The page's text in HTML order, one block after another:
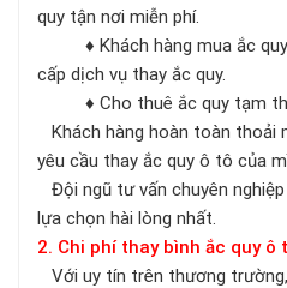
quy tận nơi miễn phí.
♦ Khách hàng mua ắc quy
cấp dịch vụ thay ắc quy.
♦ Cho thuê ắc quy tạm
Khách hàng hoàn toàn thoải
yêu cầu thay ắc quy ô tô của
Đội ngũ tư vấn chuyên
lựa chọn hài lòng nhất.
2. Chi phí thay bình ắc quy ô
Với uy tín trên thương